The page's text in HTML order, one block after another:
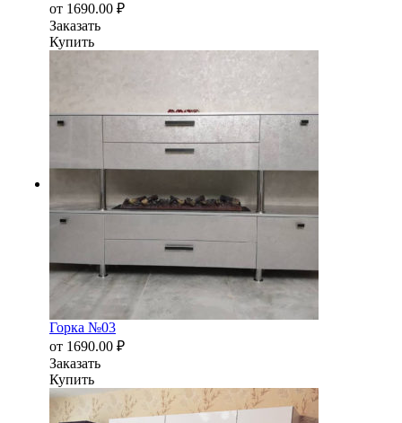
от 1690.00 ₽
Заказать
Купить
Горка №03
от 1690.00 ₽
Заказать
Купить